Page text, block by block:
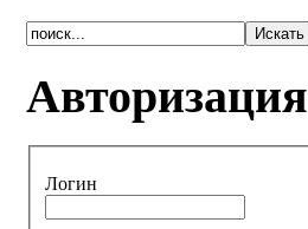
Авторизация
Логин